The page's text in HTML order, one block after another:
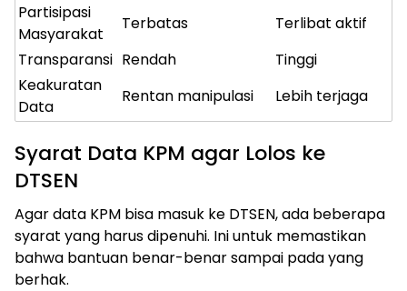
Partisipasi
Masyarakat
Terbatas
Terlibat aktif
Transparansi Rendah
Tinggi
Keakuratan
Data
Rentan manipulasi Lebih terjaga
Syarat Data KPM agar Lolos ke
DTSEN
Agar data KPM bisa masuk ke DTSEN, ada beberapa
syarat yang harus dipenuhi. Ini untuk memastikan
bahwa bantuan benar-benar sampai pada yang
berhak.